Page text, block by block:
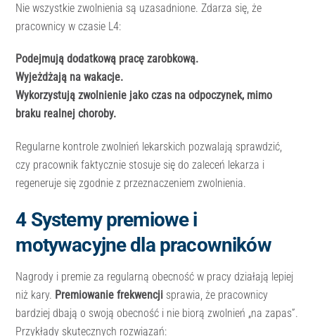
Nie wszystkie zwolnienia są uzasadnione. Zdarza się, że
pracownicy w czasie L4:
Podejmują dodatkową pracę zarobkową.
Wyjeżdżają na wakacje.
Wykorzystują zwolnienie jako czas na odpoczynek, mimo
braku realnej choroby.
Regularne kontrole zwolnień lekarskich pozwalają sprawdzić,
czy pracownik faktycznie stosuje się do zaleceń lekarza i
regeneruje się zgodnie z przeznaczeniem zwolnienia.
4️ Systemy premiowe i
motywacyjne dla pracowników
Nagrody i premie za regularną obecność w pracy działają lepiej
niż kary. Premiowanie frekwencji sprawia, że pracownicy
bardziej dbają o swoją obecność i nie biorą zwolnień „na zapas”.
Przykłady skutecznych rozwiązań: